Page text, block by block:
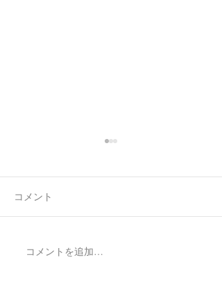
New Limonite in Quartz
コメント
コメントを追加…